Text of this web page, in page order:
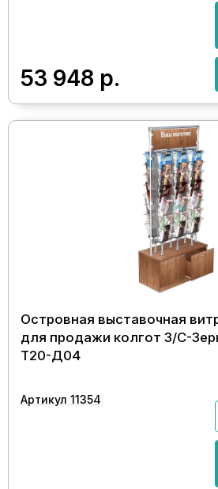
53 948 р.
Островная выставочная
для продажи колгот З/C-
Т20-Д04
Артикул 11354